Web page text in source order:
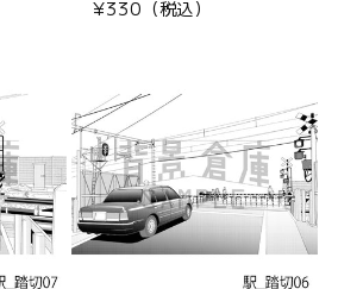
通
¥330（税込）